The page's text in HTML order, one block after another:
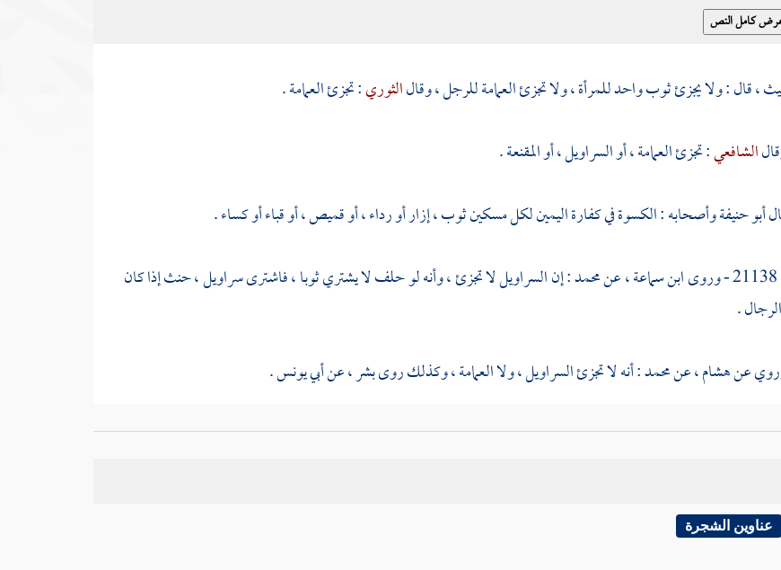
، قال : ولا يجزئ ثوب واحد للمرأة ، ولا تجزئ العمامة للرجل ، وقالالثوري: تجزئ العمامة .
الشافعي: تجزئ العمامة ، أو السراويل ، أو المقنعة .
أبو حنيفةوأصحابه : الكسوة في كفارة اليمين لكل مسكين ثوب ، إزار أو رداء ، أو قميص ، أو قباء أو كساء .
21138 - وروى ابن سماعة، عنمحمد: إن السراويل لا تجزئ ، وأنه لو حلف لا يشتري ثوبا ، فاشترى سراويل ، حنث إذا كان
.
هشام، عنمحمد: أنه لا تجزئ السراويل ، ولا العمامة ، وكذلك روىبشر، عنأبي يونس.
عناوين الشجرة